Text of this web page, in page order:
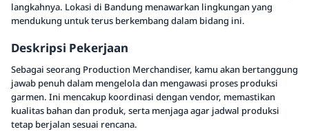
langkahnya. Lokasi di Bandung menawarkan lingkungan yang
mendukung untuk terus berkembang dalam bidang ini.
Deskripsi Pekerjaan
Sebagai seorang Production Merchandiser, kamu akan bertanggung
jawab penuh dalam mengelola dan mengawasi proses produksi
garmen. Ini mencakup koordinasi dengan vendor, memastikan
kualitas bahan dan produk, serta menjaga agar jadwal produksi
tetap berjalan sesuai rencana.